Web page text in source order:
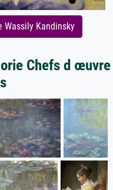
Wassily Kandinsky
Chefs d œuvre